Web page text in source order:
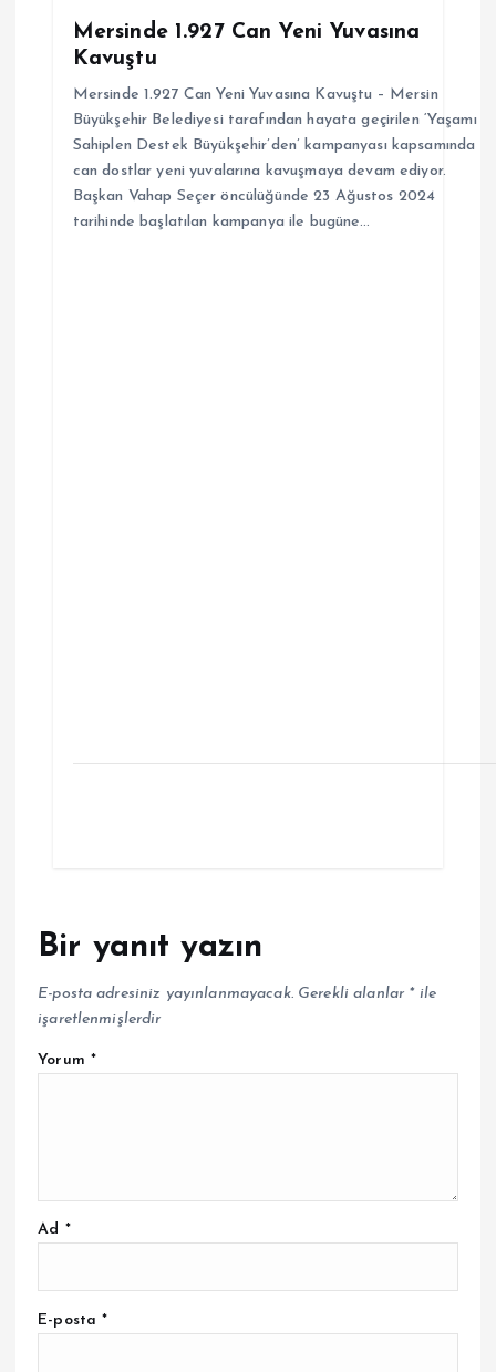
Mersinde 1.927 Can Yeni Yuvasına
Kavuştu
Mersinde 1.927 Can Yeni Yuvasına Kavuştu – Mersin
Büyükşehir Belediyesi tarafından hayata geçirilen ‘Yaşamı
Sahiplen Destek Büyükşehir’den’ kampanyası kapsamında
can dostlar yeni yuvalarına kavuşmaya devam ediyor.
Başkan Vahap Seçer öncülüğünde 23 Ağustos 2024
tarihinde başlatılan kampanya ile bugüne…
Bir yanıt yazın
E-posta adresiniz yayınlanmayacak. Gerekli alanlar *ile
işaretlenmişlerdir
Yorum *
Ad *
E-posta*